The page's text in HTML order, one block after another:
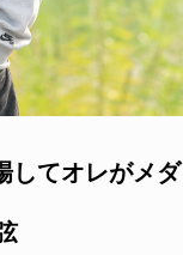
してオレがメダ